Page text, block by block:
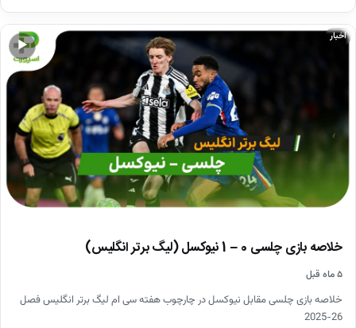
▶
اخبار
خلاصه بازی چلسی 0 – 1 نیوکسل (لیگ برتر انگلیس)
۵ ماه قبل
خلاصه بازی چلسی مقابل نیوکسل در چارچوب هفته سی ام لیگ برتر انگلیس فصل
26-2025